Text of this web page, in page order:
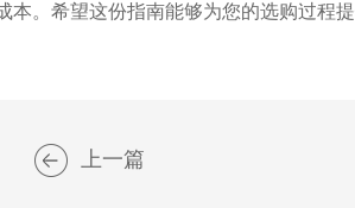
。希望这份指南能够为您的选购过程提
上一篇